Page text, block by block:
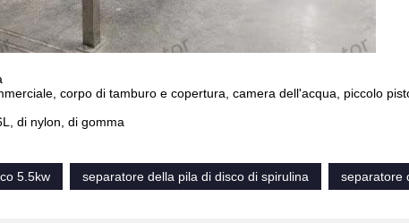
corpo di tamburo e copertura, camera dell'acqua, piccolo
di nylon, di gomma
5.5kw
separatore della pila di disco di spirulina separatore